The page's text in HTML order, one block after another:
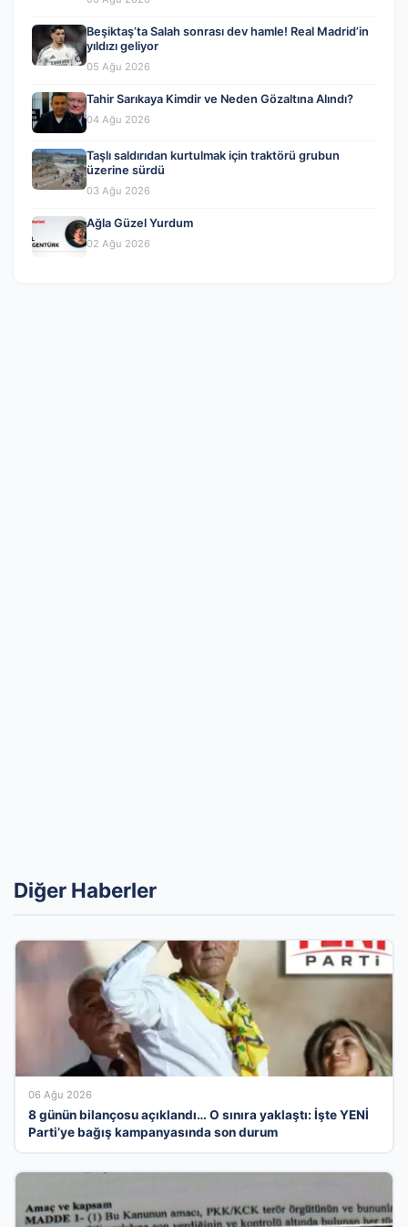
Beşiktaş’ta Salah sonrası dev hamle! Real Madrid’in
yıldızı geliyor
05 Ağu 2026
Tahir Sarıkaya Kimdir ve Neden Gözaltına Alındı?
04 Ağu 2026
Taşlı saldırıdan kurtulmak için traktörü grubun
üzerine sürdü
03 Ağu 2026
Ağla Güzel Yurdum
02 Ağu 2026
Diğer Haberler
06 Ağu 2026
8 günün bilançosu açıklandı… O sınıra yaklaştı: İşte YENİ
Parti’ye bağış kampanyasında son durum